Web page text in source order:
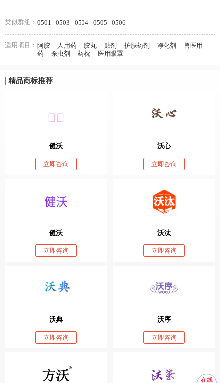
类似群组： 0501 0503 0504 0505 0506
适用项目： 阿胶 人用药 胶丸 贴剂 护肤药剂 净化剂
兽医用
药
杀虫剂 药枕 医用眼罩
精品商标推荐
健沃
立即咨询
沃心
立即咨询
健沃
立即咨询
沃汰
立即咨询
沃典
立即咨询
沃序
立即咨询
在线